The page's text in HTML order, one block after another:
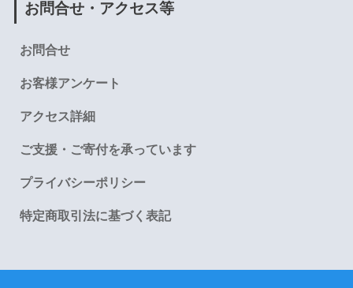
お問合せ・アクセス等
お問合せ
お客様アンケート
アクセス詳細
ご支援・ご寄付を承っています
プライバシーポリシー
特定商取引法に基づく表記